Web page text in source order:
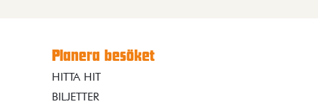
Planera besöket
HITTA HIT
BILJETTER